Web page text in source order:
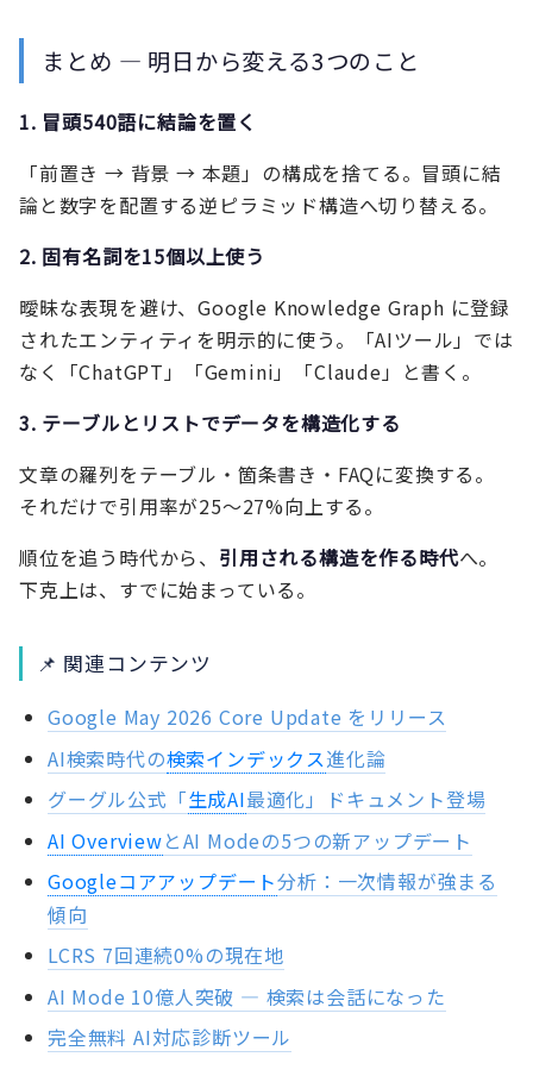
まとめ — 明日から変える3つのこと
1. 冒頭540語に結論を置く
「前置き → 背景 → 本題」の構成を捨てる。冒頭に結
論と数字を配置する逆ピラミッド構造へ切り替える。
2. 固有名詞を15個以上使う
曖昧な表現を避け、Google Knowledge Graph に登録
されたエンティティを明示的に使う。「AIツール」では
なく「ChatGPT」「Gemini」「Claude」と書く。
3. テーブルとリストでデータを構造化する
文章の羅列をテーブル・箇条書き・FAQに変換する。
それだけで引用率が25〜27%向上する。
順位を追う時代から、 引用される構造を作る時代へ。
下克上は、すでに始まっている。
📌 関連コンテンツ
Google May 2026 Core Update をリリース
AI検索時代の検索インデックス進化論
グーグル公式「生成AI最適化」ドキュメント登場
AI OverviewとAI Modeの5つの新アップデート
Googleコアアップデート分析：一次情報が強まる
傾向
LCRS 7回連続0%の現在地
AI Mode 10億人突破 — 検索は会話になった
完全無料 AI対応診断ツール